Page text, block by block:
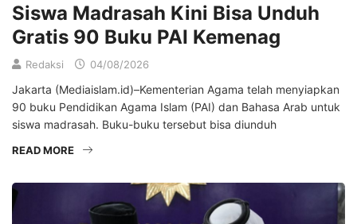
Siswa Madrasah Kini Bisa Unduh
Gratis 90 Buku PAI Kemenag
Redaksi 04/08/2026
Jakarta (Mediaislam.id)–Kementerian Agama telah menyiapkan
90 buku Pendidikan Agama Islam (PAI) dan Bahasa Arab untuk
siswa madrasah. Buku-buku tersebut bisa diunduh
READ MORE